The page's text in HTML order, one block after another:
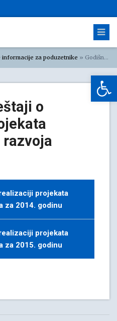
informacije za poduzetnike » Godišnji izvještaji o realizaciji projekata ekonomskog razvoja
o
projekata
za 2014. godinu
projekata
za 2015. godinu